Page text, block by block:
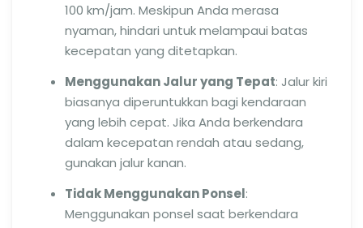
100 km/jam. Meskipun Anda merasa
nyaman, hindari untuk melampaui batas
kecepatan yang ditetapkan.
Menggunakan Jalur yang Tepat: Jalur kiri
biasanya diperuntukkan bagi kendaraan
yang lebih cepat. Jika Anda berkendara
dalam kecepatan rendah atau sedang,
gunakan jalur kanan.
Tidak Menggunakan Ponsel:
Menggunakan ponsel saat berkendara